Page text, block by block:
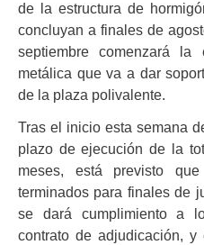
de la estructura de
concluyan a finales de
septiembre comenzará la
metálica que va a dar
de la plaza polivalente.
Tras el inicio esta semana
plazo de ejecución de la
meses, está previsto
terminados para finales de
se dará cumplimiento a
contrato de adjudicación,